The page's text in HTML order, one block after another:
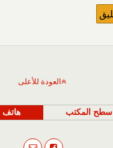
العودة للأعلى
سطح المكتب